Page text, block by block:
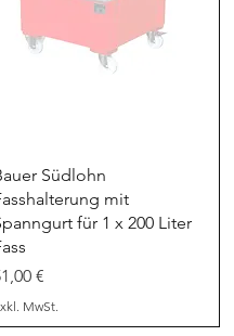
Schnellansicht
Südlohn
mit
für 1 x 200 Liter
€
MwSt.